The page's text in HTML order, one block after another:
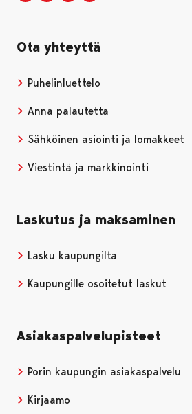
Ota yhteyttä
Puhelinluettelo
Anna palautetta
Sähköinen asiointi ja lomakkeet
Viestintä ja markkinointi
Laskutus ja maksaminen
Lasku kaupungilta
Kaupungille osoitetut laskut
Asiakaspalvelupisteet
Porin kaupungin asiakaspalvelu
Kirjaamo